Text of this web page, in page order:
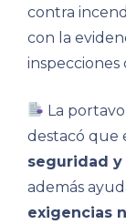
contra
con la
inspecciones
La
destacó que
seguridad
además
exigencias